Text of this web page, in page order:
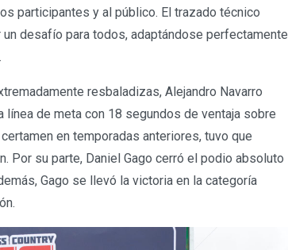
participantes y al público. El trazado técnico
desafío para todos, adaptándose perfectamente
resbaladizas, Alejandro Navarro
de meta con 18 segundos de ventaja sobre
en temporadas anteriores, tuvo que
Por su parte, Daniel Gago cerró el podio absoluto
Gago se llevó la victoria en la categoría